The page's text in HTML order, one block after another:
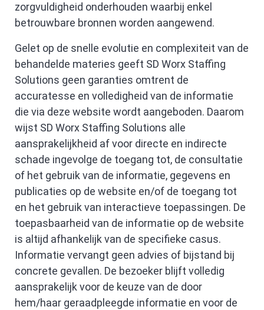
zorgvuldigheid onderhouden waarbij enkel
betrouwbare bronnen worden aangewend.
Gelet op de snelle evolutie en complexiteit van de
behandelde materies geeft SD Worx Staffing
Solutions geen garanties omtrent de
accuratesse en volledigheid van de informatie
die via deze website wordt aangeboden. Daarom
wijst SD Worx Staffing Solutions alle
aansprakelijkheid af voor directe en indirecte
schade ingevolge de toegang tot, de consultatie
of het gebruik van de informatie, gegevens en
publicaties op de website en/of de toegang tot
en het gebruik van interactieve toepassingen. De
toepasbaarheid van de informatie op de website
is altijd afhankelijk van de specifieke casus.
Informatie vervangt geen advies of bijstand bij
concrete gevallen. De bezoeker blijft volledig
aansprakelijk voor de keuze van de door
hem/haar geraadpleegde informatie en voor de